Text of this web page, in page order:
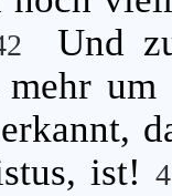
Und
ist!